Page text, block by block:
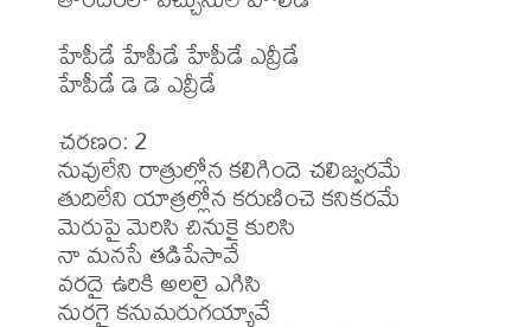
హేపీడే హేపీడే హేపీడే ఎవ్రీడే
హేపీడే డె డె ఎవ్రీడే
చరణం: 2
నువులేని రాత్రుల్లోన కలిగిందె చలిజ్వరమే
తుదిలేని యాత్రల్లోన కరుణించె కనికరమే
మెరుపై మెరిసి చినుకై కురిసి
నా మనసే తడిపేసావే
వరదై ఉరికి అలలై ఎగిసి
నురగై కనుమరుగయ్యావే